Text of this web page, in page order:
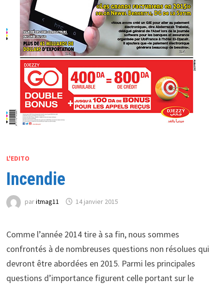
L'EDITO
Incendie
paritmag11 14 janvier 2015
Comme l’année 2014 tire à sa fin, nous sommes
confrontés à de nombreuses questions non résolues qui
devront être abordées en 2015. Parmi les principales
questions d’importance figurent celle portant sur le